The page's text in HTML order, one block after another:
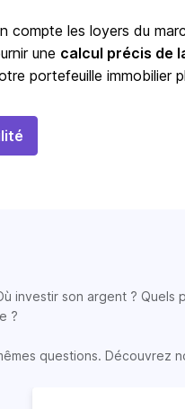
compte les loyers du
une calcul précis de
portefeuille immobilier
investir son argent ?
?
questions. Découvrez